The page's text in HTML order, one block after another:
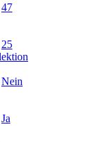
47
25
Nein
Ja